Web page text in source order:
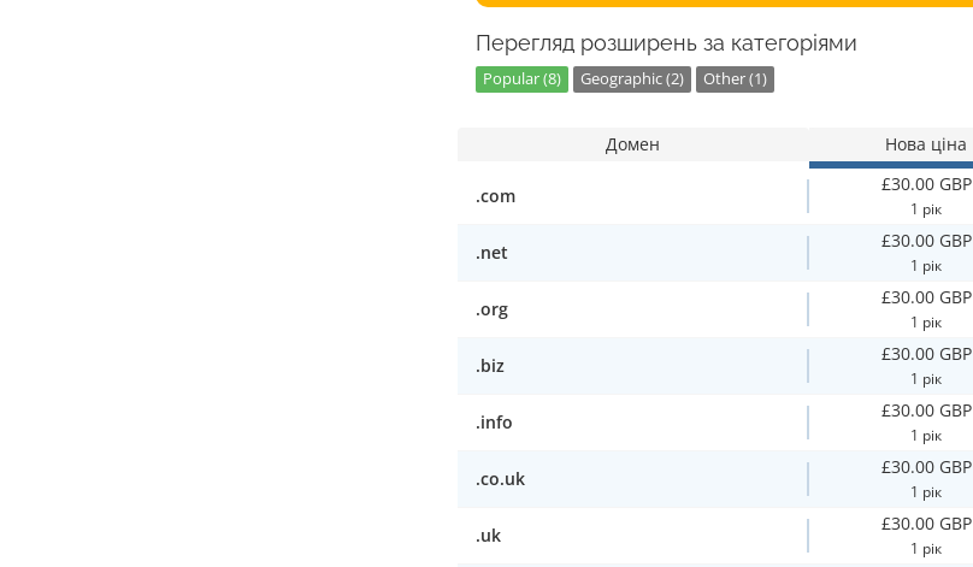
Перегляд розширень за категоріями
Popular (8) Geographic (2) Other (1)
Домен Нова ціна
.com
£30.00 GBP
1 рік
.net
£30.00 GBP
1 рік
.org
£30.00 GBP
1 рік
.biz
£30.00 GBP
1 рік
.info
£30.00 GBP
1 рік
.co.uk
£30.00 GBP
1 рік
.uk
£30.00 GBP
1 рік